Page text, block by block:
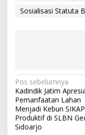
Sosialisasi Statuta
N
a
v
i
Pos sebelumnya
Kadindik Jatim
Pemanfaatan Lahan
Menjadi Kebun SIKAP
Produktif di SLBN
Sidoarjo